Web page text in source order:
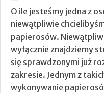
O ile jesteśmy jedna z
niewątpliwie
papierosów.
wyłącznie znajdziemy
się sprawdzonymi już
zakresie. Jednym z
wykonywanie